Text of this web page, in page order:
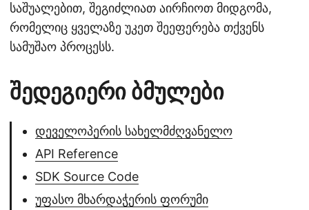
საშუალებით, შეგიძლიათ აირჩიოთ მიდგომა,
რომელიც ყველაზე უკეთ შეეფერება თქვენს
სამუშაო პროცესს.
შედეგიერი ბმულები
დეველოპერის სახელმძღვანელო
API Reference
SDK Source Code
უფასო მხარდაჭერის ფორუმი